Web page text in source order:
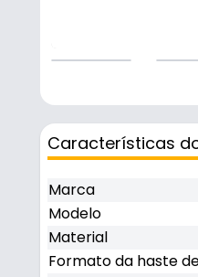
Características
Marca
Modelo
Material
Formato da haste